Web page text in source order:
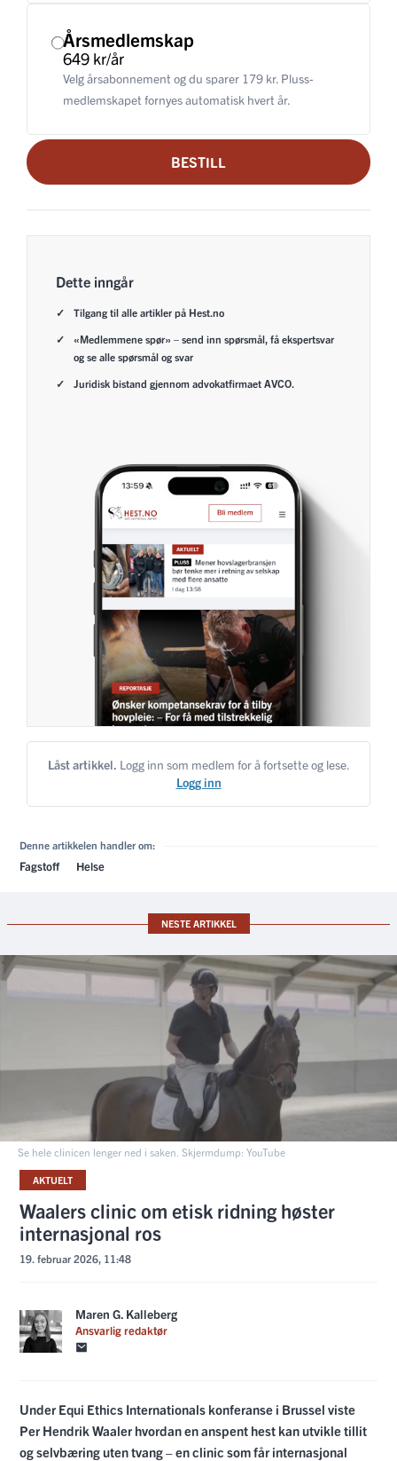
Årsmedlemskap
649 kr/år
Velg årsabonnement og du sparer 179 kr. Pluss-
medlemskapet fornyes automatisk hvert år.
BESTILL
Dette inngår
Tilgang til alle artikler på Hest.no
«Medlemmene spør» – send inn spørsmål, få ekspertsvar
og se alle spørsmål og svar
Juridisk bistand gjennom advokatfirmaet AVCO.
Låst artikkel. Logg inn som medlem for å fortsette og lese.
Logg inn
Denne artikkelen handler om:
Fagstoff Helse
NESTE ARTIKKEL
Se hele clinicen lenger ned i saken. Skjermdump: YouTube
AKTUELT
Waalers clinic om etisk ridning høster
internasjonal ros
19. februar 2026, 11:48
Maren G. Kalleberg
Ansvarlig redaktør
Under Equi Ethics Internationals konferanse i Brussel viste
Per Hendrik Waaler hvordan en anspent hest kan utvikle tillit
og selvbæring uten tvang – en clinic som får internasjonal